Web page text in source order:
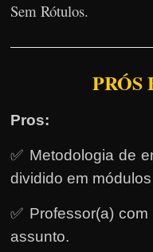
Sem Rótulos.
PRÓS
Pros:
✅ Metodologia de
dividido em
✅ Professor(a)
assunto.